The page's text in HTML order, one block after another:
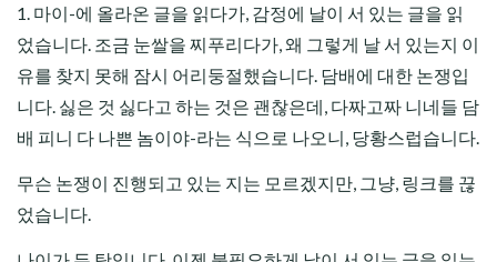
1. 마이-에 올라온 글을 읽다가, 감정에 날이 서 있는 글을 읽
었습니다. 조금 눈쌀을 찌푸리다가, 왜 그렇게 날 서 있는지 이
유를 찾지 못해 잠시 어리둥절했습니다. 담배에 대한 논쟁입
니다. 싫은 것 싫다고 하는 것은 괜찮은데, 다짜고짜 니네들 담
배 피니 다 나쁜 놈이야-라는 식으로 나오니, 당황스럽습니다.
무슨 논쟁이 진행되고 있는 지는 모르겠지만, 그냥, 링크를 끊
었습니다.